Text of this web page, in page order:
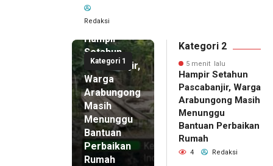
Redaksi
Kategori 1
5 menit
Hampir
Setahun
Pascabanjir,
Warga
Arabungong
Masih
Menunggu
Bantuan
Perbaikan
Rumah
Kategori 2
5 menit lalu
Hampir Setahun
Pascabanjir, Warga
Arabungong Masih
Menunggu
Bantuan Perbaikan
Rumah
4 Redaksi